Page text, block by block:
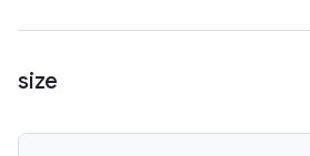
size